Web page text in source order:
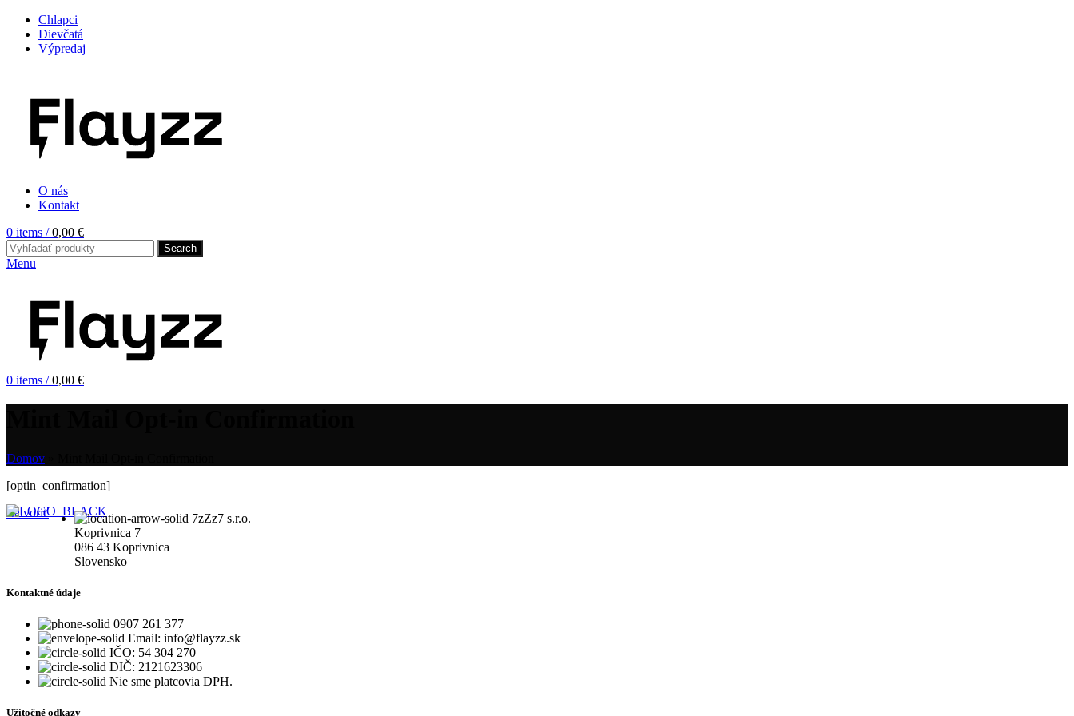
Chlapci
Dievčatá
Výpredaj
O nás
Kontakt
0 items / 0,00 €
Search
Menu
0 items / 0,00 €
Domov
[optin_confirmation]
Zatvoriť
7zZz7 s.r.o.
Koprivnica 7
086 43 Koprivnica
Slovensko
Kontaktné údaje
0907 261 377
Email: info@flayzz.sk
IČO: 54 304 270
DIČ: 2121623306
Nie sme platcovia DPH.
Užitočné odkazy